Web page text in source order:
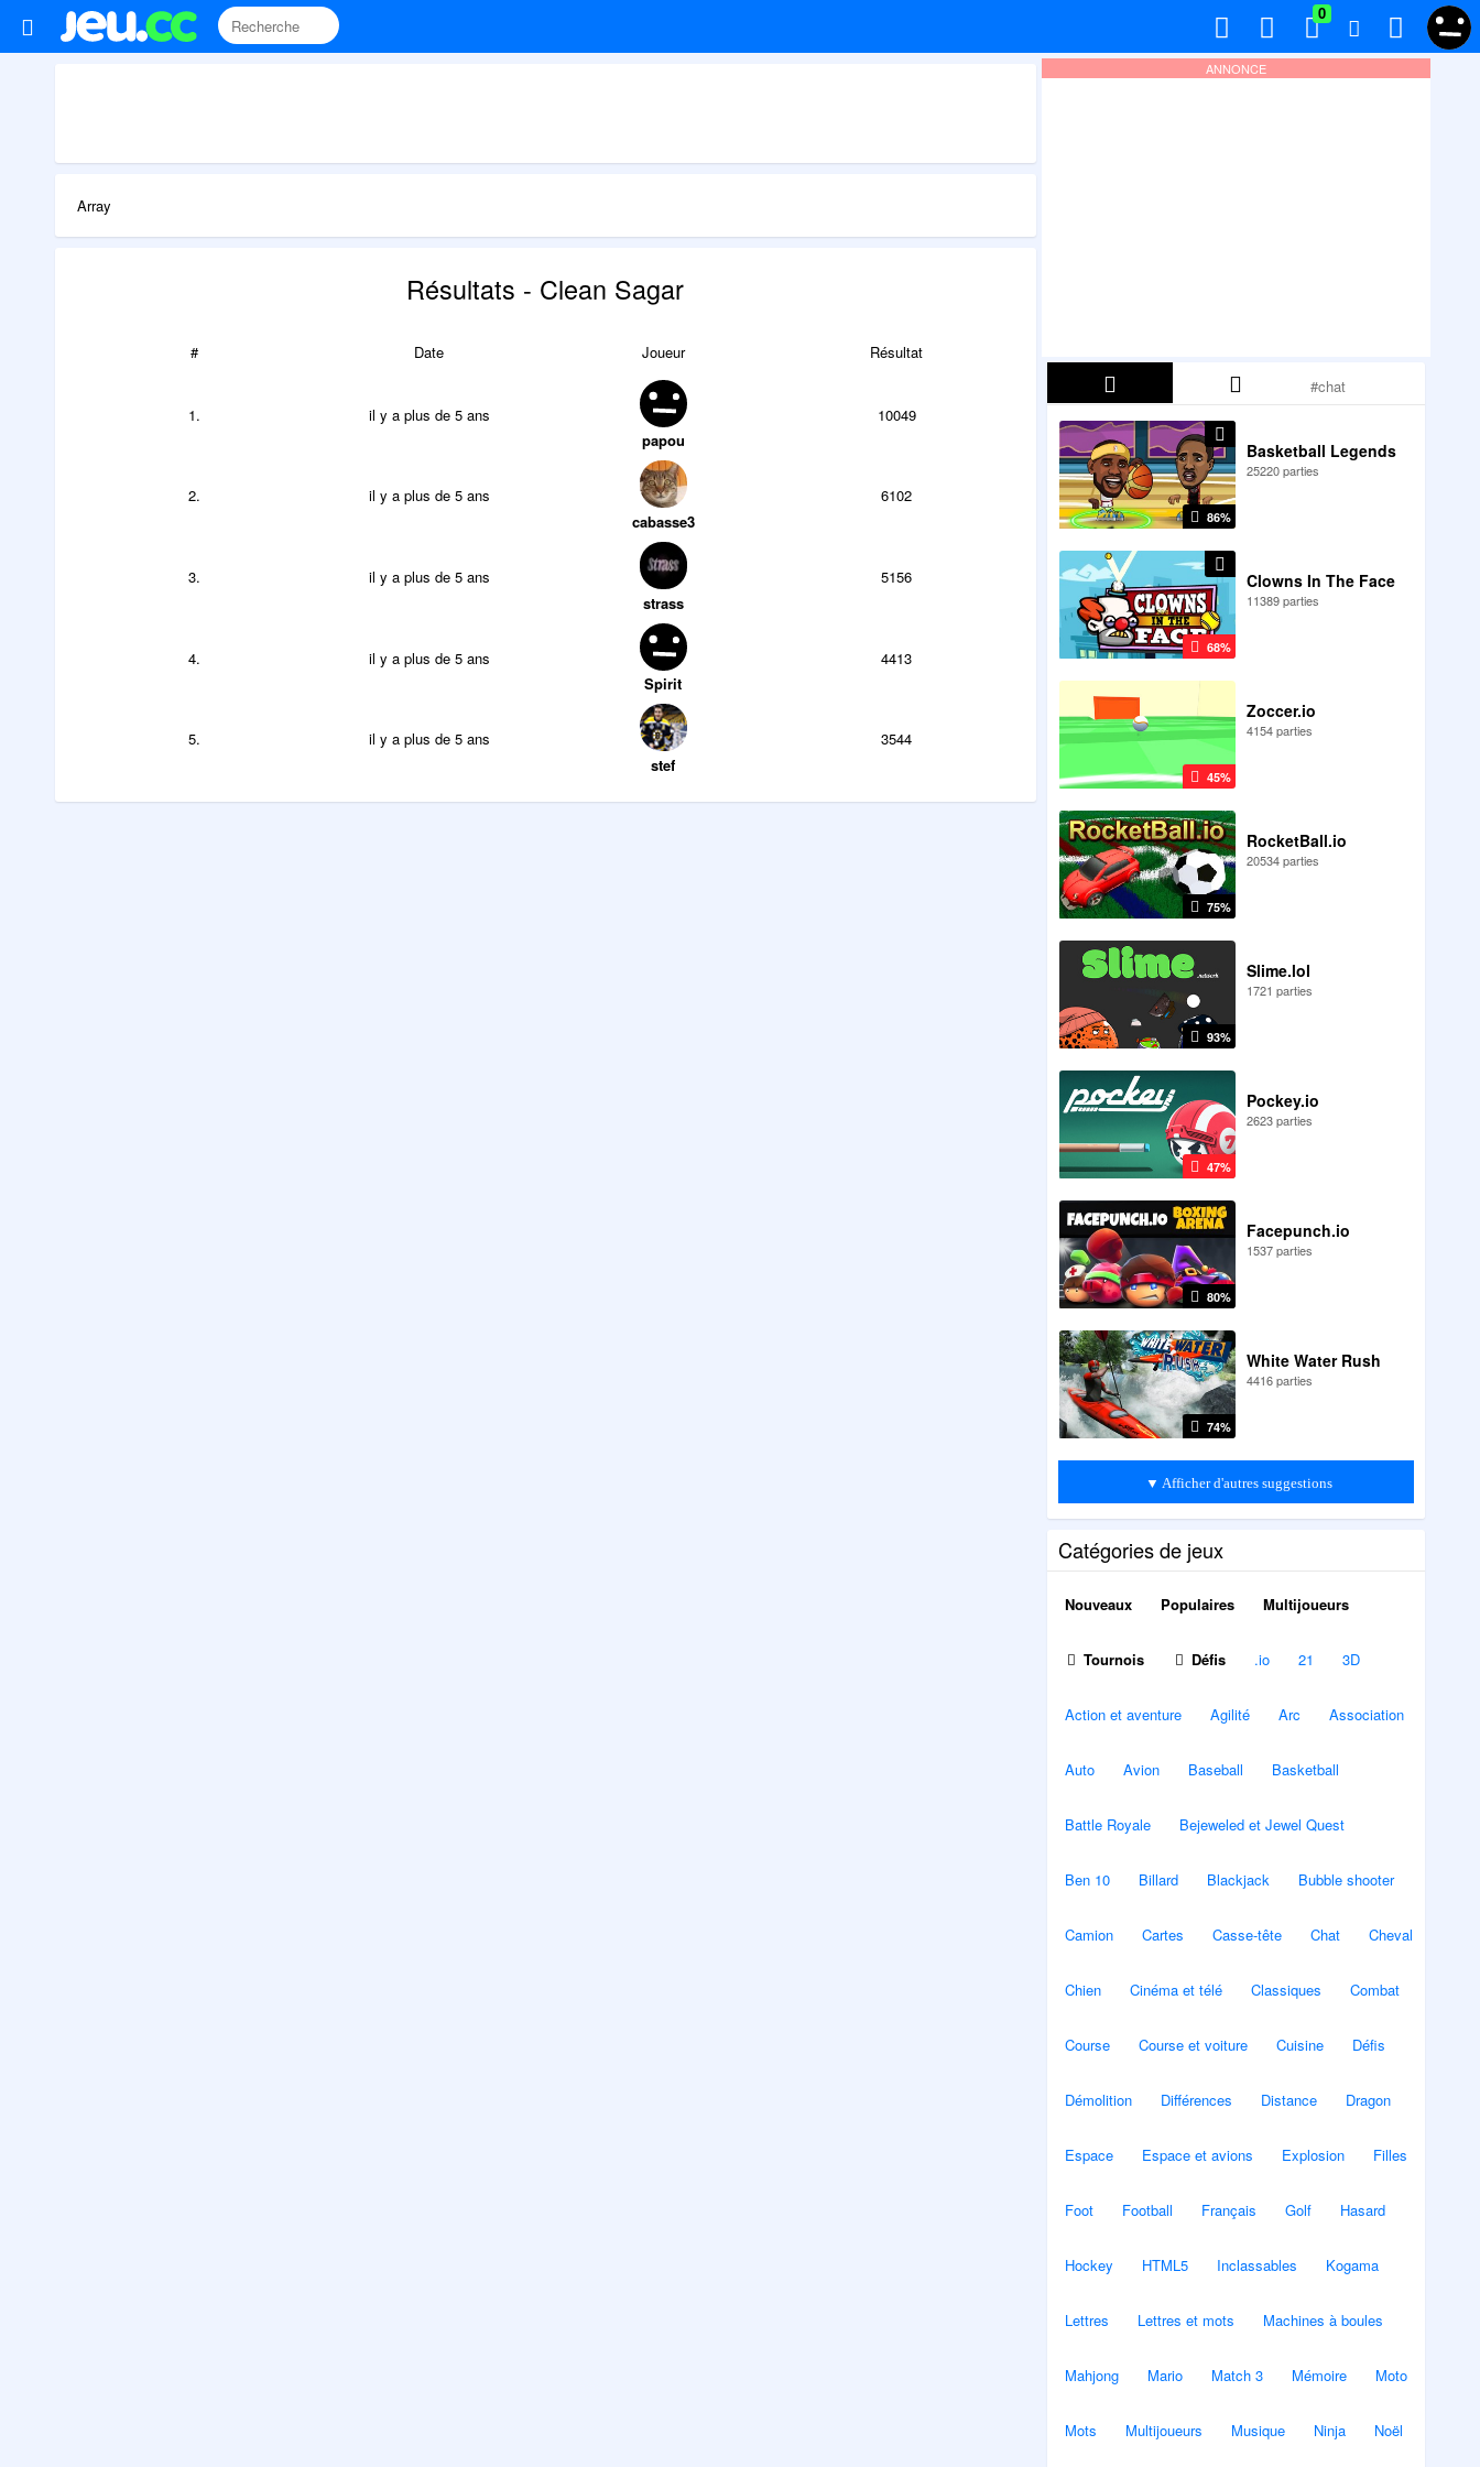
0
Array
Résultats - Clean Sagar
# Date Joueur Résultat
1.
il y a plus de 5 ans
papou
10049
2.
il y a plus de 5 ans
cabasse3
6102
3.
il y a plus de 5 ans
strass
5156
4.
il y a plus de 5 ans
Spirit
4413
5.
il y a plus de 5 ans
stef
3544
ANNONCE
86%
Basketball Legends
25220 parties
68%
Clowns In The Face
11389 parties
45%
Zoccer.io
4154 parties
75%
RocketBall.io
20534 parties
93%
Slime.lol
1721 parties
47%
Pockey.io
2623 parties
80%
Facepunch.io
1537 parties
74%
White Water Rush
4416 parties
▼ Afficher d'autres suggestions
Catégories de jeux
Nouveaux Populaires Multijoueurs
Tournois Défis .io 21 3D
Action et aventure Agilité Arc Association
Auto Avion Baseball Basketball
Battle Royale Bejeweled et Jewel Quest
Ben 10 Billard Blackjack Bubble shooter
Camion Cartes Casse-tête Chat Cheval
Chien Cinéma et télé Classiques Combat
Course Course et voiture Cuisine Défis
Démolition Différences Distance Dragon
Espace Espace et avions Explosion Filles
Foot Football Français Golf Hasard
Hockey HTML5 Inclassables Kogama
Lettres Lettres et mots Machines à boules
Mahjong Mario Match 3 Mémoire Moto
Mots Multijoueurs Musique Ninja Noël